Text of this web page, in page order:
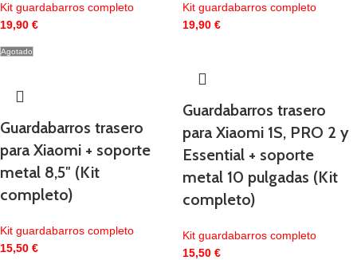
Kit guardabarros completo
19,90 €
Kit guardabarros completo
19,90 €
Agotado
Guardabarros trasero
para Xiaomi + soporte
metal 8,5″ (Kit
completo)
Kit guardabarros completo
15,50 €
Guardabarros trasero
para Xiaomi 1S, PRO 2 y
Essential + soporte
metal 10 pulgadas (Kit
completo)
Kit guardabarros completo
15,50 €